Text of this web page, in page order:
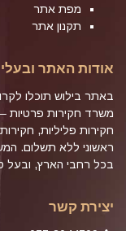
מפת אתר
תקנון אתר
אודות האתר
באתר בילוש תוכלו
משרד חקירות פרטיות –
חקירות פליליות,
ראשוני ללא תשלום.
בכל רחבי הארץ, ובעל
יצירת קשר